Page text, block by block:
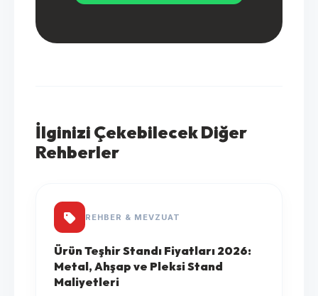
İlginizi Çekebilecek Diğer
Rehberler
REHBER & MEVZUAT
Ürün Teşhir Standı Fiyatları 2026:
Metal, Ahşap ve Pleksi Stand
Maliyetleri